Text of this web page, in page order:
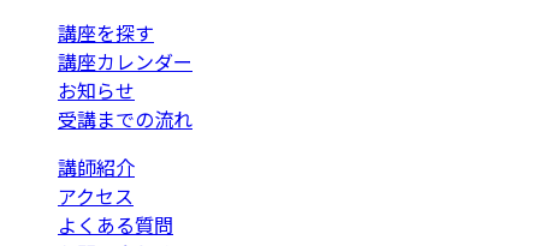
講座を探す
講座カレンダー
お知らせ
受講までの流れ
講師紹介
アクセス
よくある質問